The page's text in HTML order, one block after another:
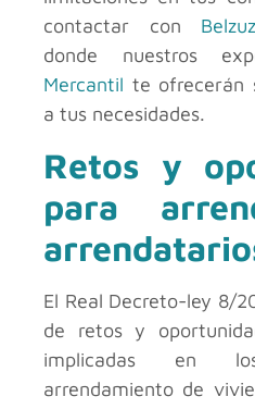
contactar con
donde nuestros
Mercantil te ofrecerán
a tus necesidades.
Retos y
para
El Real Decreto-ley 8/
de retos y
implicadas en
arrendamiento de